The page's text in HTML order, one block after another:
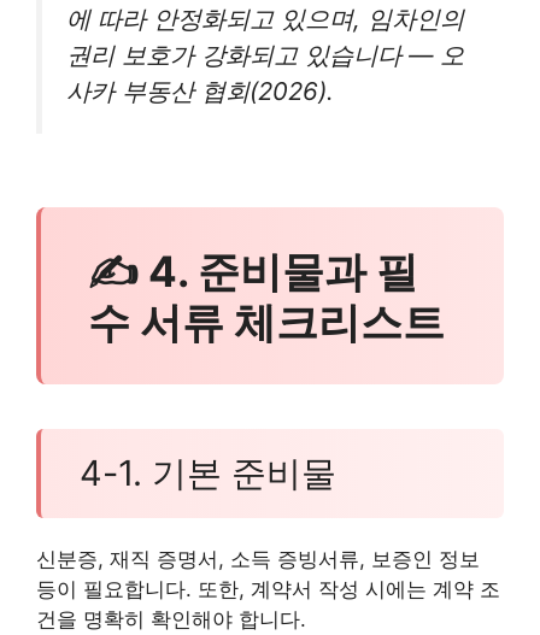
에 따라 안정화되고 있으며, 임차인의
권리 보호가 강화되고 있습니다 — 오
사카 부동산 협회(2026).
✍ 4. 준비물과 필
수 서류 체크리스트
4-1. 기본 준비물
신분증, 재직 증명서, 소득 증빙서류, 보증인 정보
등이 필요합니다. 또한, 계약서 작성 시에는 계약 조
건을 명확히 확인해야 합니다.